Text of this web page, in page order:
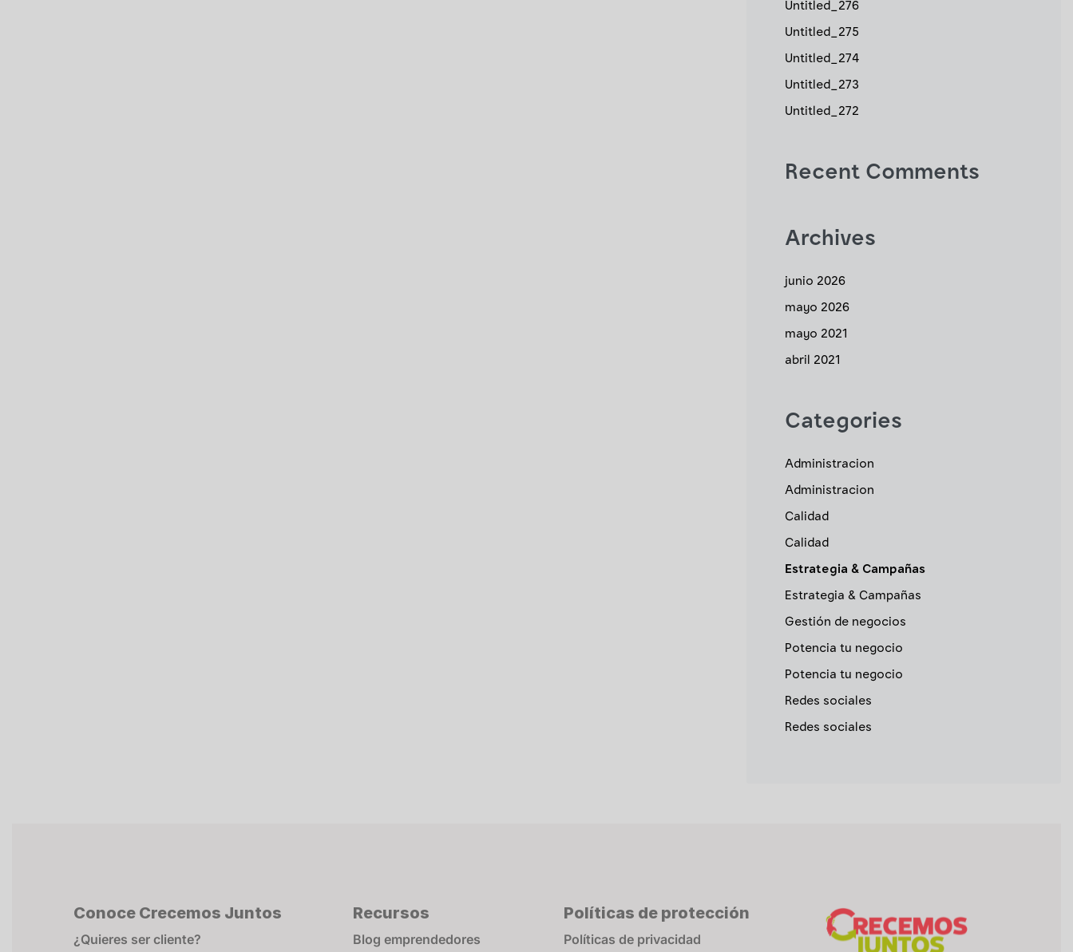
Untitled_276
Untitled_275
Untitled_274
Untitled_273
Untitled_272
Recent Comments
Archives
junio 2026
mayo 2026
mayo 2021
abril 2021
Categories
Administracion
Administracion
Calidad
Calidad
Estrategia & Campañas
Estrategia & Campañas
Gestión de negocios
Potencia tu negocio
Potencia tu negocio
Redes sociales
Redes sociales
Conoce Crecemos Juntos
¿Quieres ser cliente?
Recursos
Blog emprendedores
Políticas de protección
Políticas de privacidad